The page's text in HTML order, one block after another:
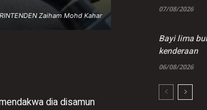
Zaiham Mohd Kahar
dia disamun
07/08/2026
Bayi lima
kenderaan
06/08/2026